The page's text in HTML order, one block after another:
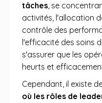
tâches, se
activités, l'allocation
contrôle des
l'efficacité des soins
s'assurer que les
heurts et
Cependant, il existe
où les rôles de